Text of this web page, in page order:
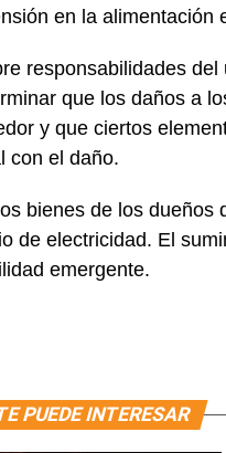
en la alimentación
responsabilidades
que los daños a
y que ciertos
con el daño.
bienes de los dueños
de electricidad. El
emergente.
PUEDE INTERESAR